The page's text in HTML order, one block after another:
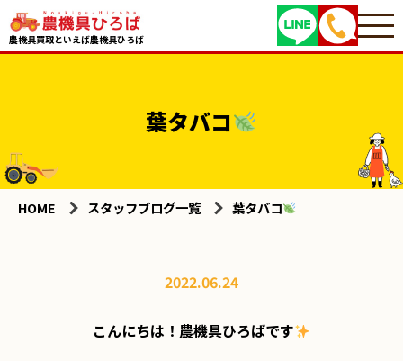
農機具買取といえば農機具ひろば
葉タバコ
HOME スタッフブログ一覧 葉タバコ
2022.06.24
こんにちは！農機具ひろばです